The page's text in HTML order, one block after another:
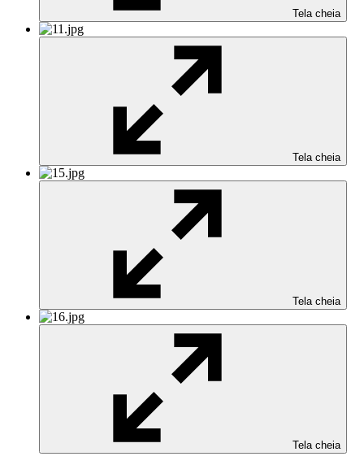
Tela cheia
Tela cheia
Tela cheia
Tela cheia